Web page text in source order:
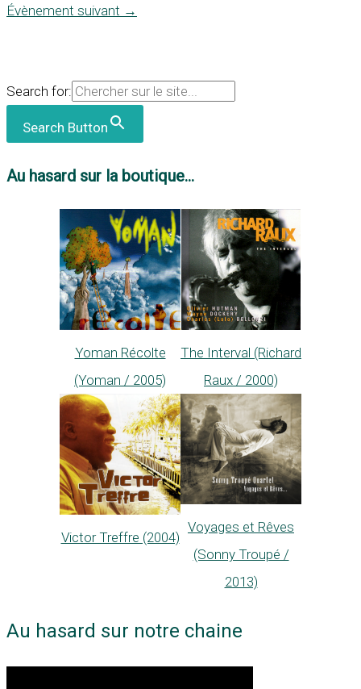
Évènement suivant →
Search for:
Search Button
Au hasard sur la boutique...
Yoman Récolte
(Yoman / 2005)
The Interval (Richard
Raux / 2000)
Victor Treffre (2004)
Voyages et Rêves
(Sonny Troupé /
2013)
Au hasard sur notre chaine